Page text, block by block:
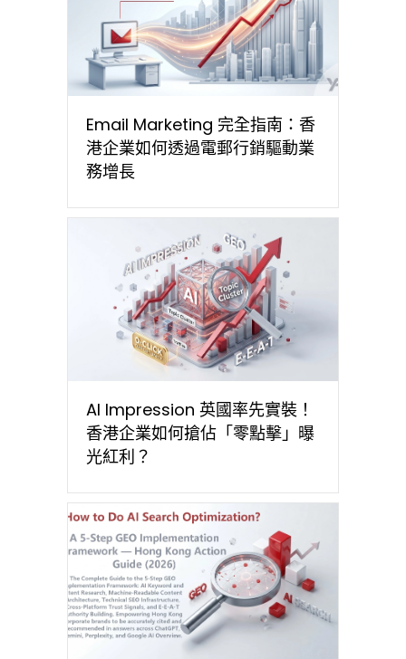
Email Marketing 完全指南：香
港企業如何透過電郵行銷驅動業
務增長
AI Impression 英國率先實裝！
香港企業如何搶佔「零點擊」曝
光紅利？